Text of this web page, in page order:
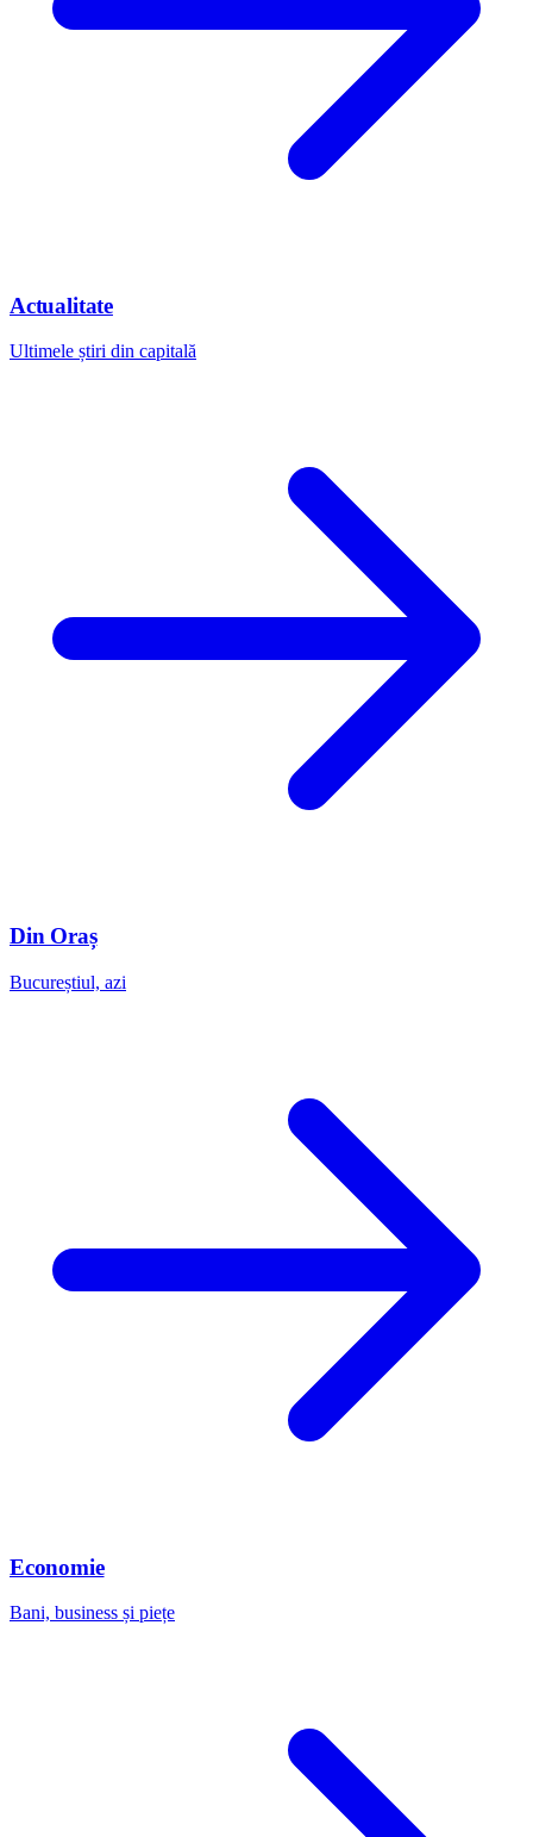
Actualitate
Ultimele știri din capitală
Din Oraș
Bucureștiul, azi
Economie
Bani, business și piețe